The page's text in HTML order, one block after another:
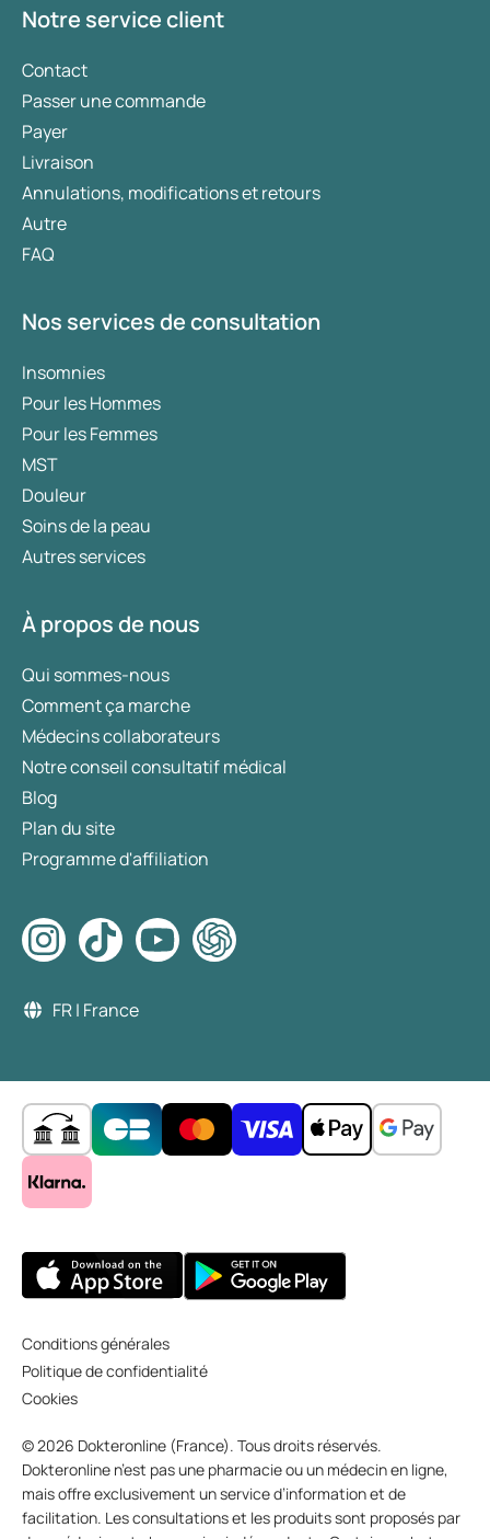
Notre service client
Contact
Passer une commande
Payer
Livraison
Annulations, modifications et retours
Autre
FAQ
Nos services de consultation
Insomnies
Pour les Hommes
Pour les Femmes
MST
Douleur
Soins de la peau
Autres services
À propos de nous
Qui sommes-nous
Comment ça marche
Médecins collaborateurs
Notre conseil consultatif médical
Blog
Plan du site
Programme d'affiliation
FR | France
Conditions générales
Politique de confidentialité
Cookies
© 2026 Dokteronline (France). Tous droits réservés.
Dokteronline n’est pas une pharmacie ou un médecin en ligne,
mais offre exclusivement un service d’information et de
facilitation. Les consultations et les produits sont proposés par